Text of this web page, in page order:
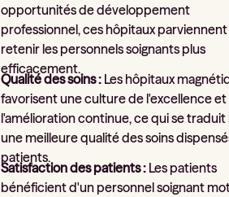
opportunités de développement
professionnel, ces hôpitaux parviennent
retenir les personnels soignants plus
efficacement.
Qualité des soins : Les hôpitaux
favorisent une culture de l'excellence
l'amélioration continue, ce qui se traduit
une meilleure qualité des soins
patients.
Satisfaction des patients : Les patients
bénéficient d'un personnel soignant